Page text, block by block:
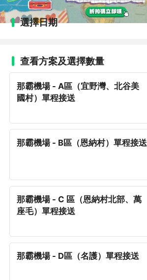
選擇日期
查看方案及選擇數量
那霸機場 - A區（宜野灣、北谷美
國村）單程接送
那霸機場 - B區（恩納村）單程接送
那霸機場 - C 區（恩納村北部、萬
座毛）單程接送
那霸機場 - D區（名護）單程接送